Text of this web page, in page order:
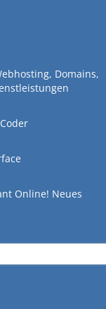
Domains,
Online! Neues